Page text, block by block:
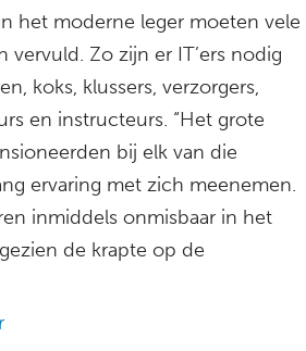
het moderne leger moeten vele
vervuld. Zo zijn er IT’ers nodig
koks, klussers, verzorgers,
en instructeurs. “Het grote
bij elk van die
ervaring met zich meenemen.
inmiddels onmisbaar in het
de krapte op de